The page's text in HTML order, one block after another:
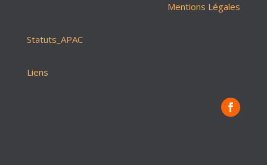
Mentions Légales
Statuts_APAC
Liens